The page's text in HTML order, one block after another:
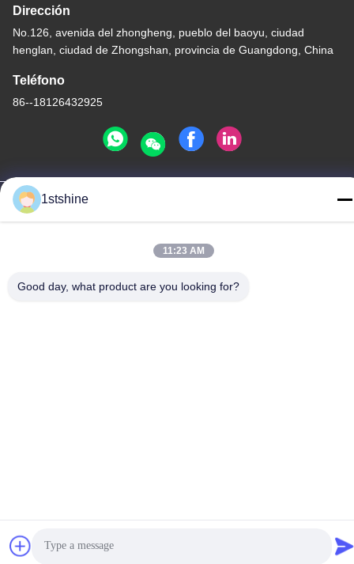
Dirección
No.126, avenida del zhongheng, pueblo del baoyu, ciudad
henglan, ciudad de Zhongshan, provincia de Guangdong, China
Teléfono
86--18126432925
Políticas de privacidad
Buena calidad de China Fan de techo remota del LED Proveedor.
Todos los derechos reservados.
1stshine
11:23 AM
Good day, what product are you looking for?